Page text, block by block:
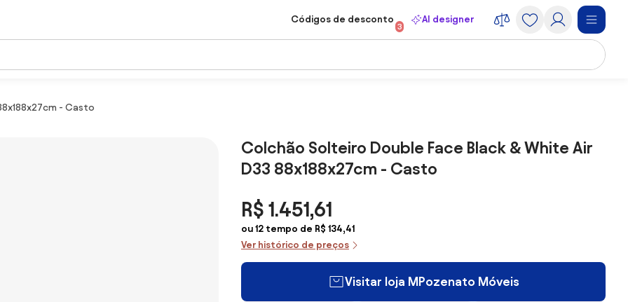
Códigos de desconto
3
AI designer
- Casto
Colchão Solteiro Double Face Black & White Air
D33 88x188x27cm - Casto
R$ 1.451,61
ou 12 tempo de R$ 134,41
Ver histórico de preços
Visitar loja MPozenato Móveis